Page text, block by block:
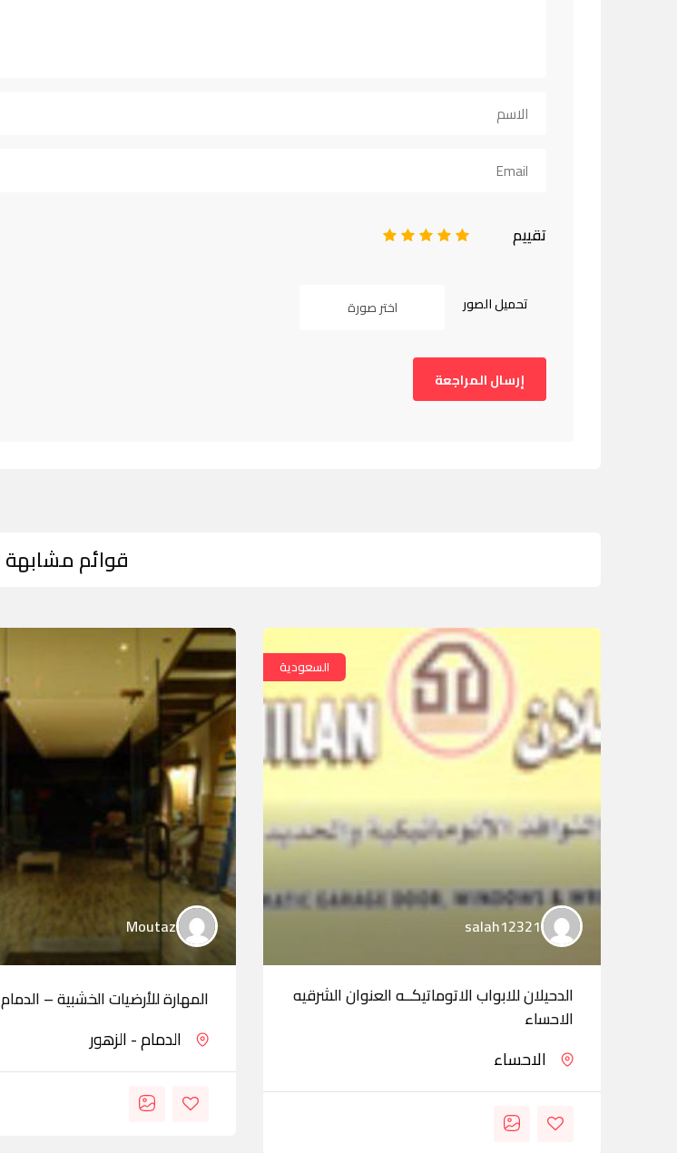
تقييم 5
4
3
2
تحميل الصور اختر صورة
قوائم مشابهة
السعودية
salah12321
الدحيلان للابواب الاتوماتيكــه العنوان الشرقيه
الاحساء
الاحساء
Moutaz
المهارة للأرضيات الخشبية – الدمام
الدمام - الزهور